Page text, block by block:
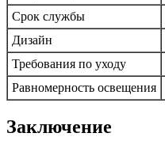
Срок службы
Дизайн
Требования по уходу
Равномерность освещения
Заключение